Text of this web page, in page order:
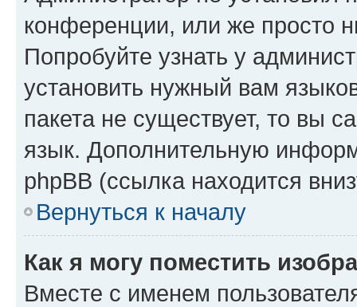
конференции, или же просто
Попробуйте узнать у
установить нужный вам
пакета не существует, то вы
язык. Дополнительную
phpBB (ссылка находится
Вернуться к началу
Как я могу поместить
Вместе с именем